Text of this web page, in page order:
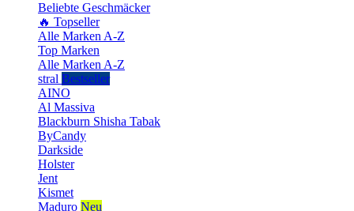
Beliebte Geschmäcker
🔥 Topseller
Alle Marken A-Z
Top Marken
Alle Marken A-Z
stral Bestseller
AINO
Al Massiva
Blackburn Shisha Tabak
ByCandy
Darkside
Holster
Jent
Kismet
Maduro Neu